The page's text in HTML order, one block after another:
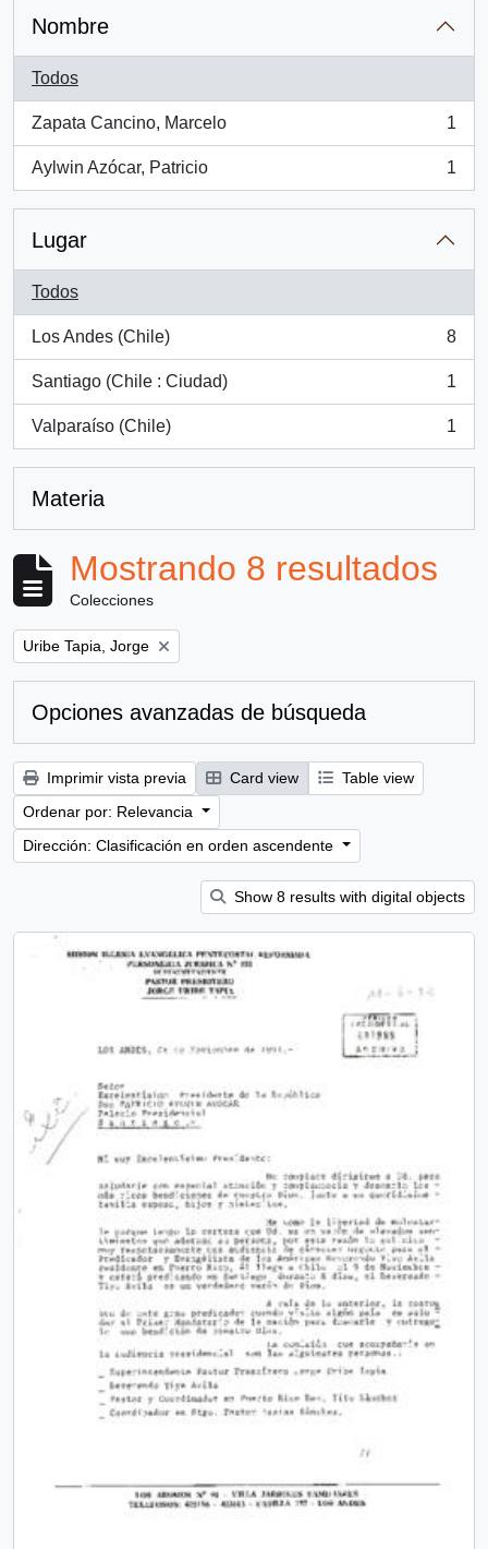
Nombre
Todos
Zapata Cancino, Marcelo
, 1 resultados
1
Aylwin Azócar, Patricio
, 1 resultados
1
Lugar
Todos
Los Andes (Chile)
, 8 resultados
8
Santiago (Chile : Ciudad)
, 1 resultados
1
Valparaíso (Chile)
, 1 resultados
1
Materia
Mostrando 8 resultados
Colecciones
Remove filter:
Uribe Tapia, Jorge
Opciones avanzadas de búsqueda
Imprimir vista previa Card view
Table view
Ordenar por: Relevancia
Dirección: Clasificación en orden ascendente
Show 8 results with digital objects